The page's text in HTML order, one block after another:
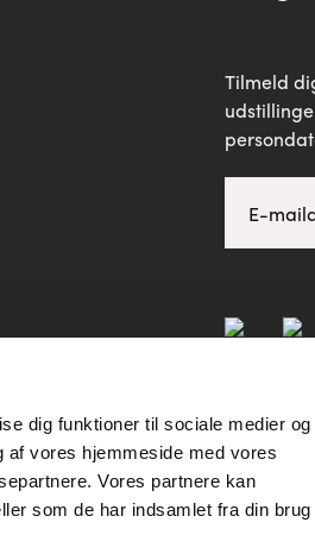
dig funktioner til sociale medier og
vores hjemmeside med vores
Vores partnere kan
som de har indsamlet fra din brug
Tilmeld